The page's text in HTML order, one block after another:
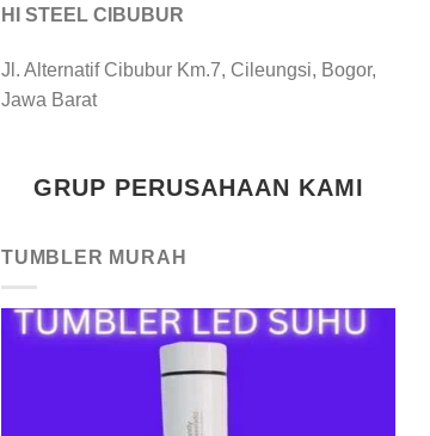
HI STEEL CIBUBUR
Jl. Alternatif Cibubur Km.7, Cileungsi, Bogor,
Jawa Barat
GRUP PERUSAHAAN KAMI
TUMBLER MURAH